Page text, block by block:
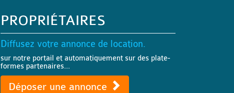
PROPRIÉTAIRES
Diffusez votre annonce de location.
sur notre portail et automatiquement sur des plate-
formes partenaires...
Déposer une annonce